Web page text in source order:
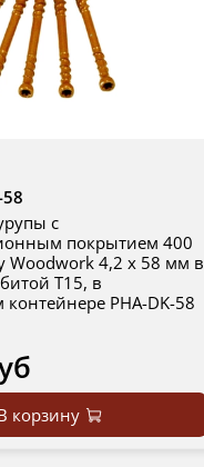
58
с
покрытием 400
Woodwork 4,2 x 58 мм в
Т15, в
контейнере PHA-DK-58
корзину